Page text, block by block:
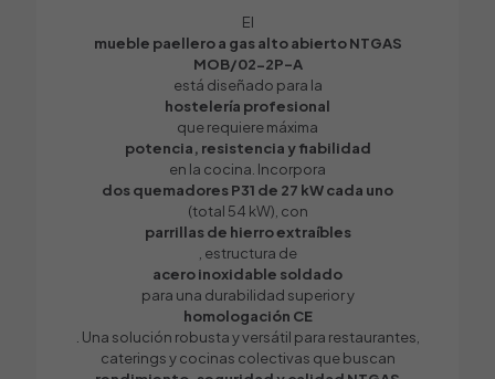
El
mueble paellero a gas alto abierto NTGAS
MOB/02-2P-A
está diseñado para la
hostelería profesional
que requiere máxima
potencia, resistencia y fiabilidad
en la cocina. Incorpora
dos quemadores P31 de 27 kW cada uno
(total 54 kW), con
parrillas de hierro extraíbles
, estructura de
acero inoxidable soldado
para una durabilidad superior y
homologación CE
. Una solución robusta y versátil para restaurantes,
caterings y cocinas colectivas que buscan